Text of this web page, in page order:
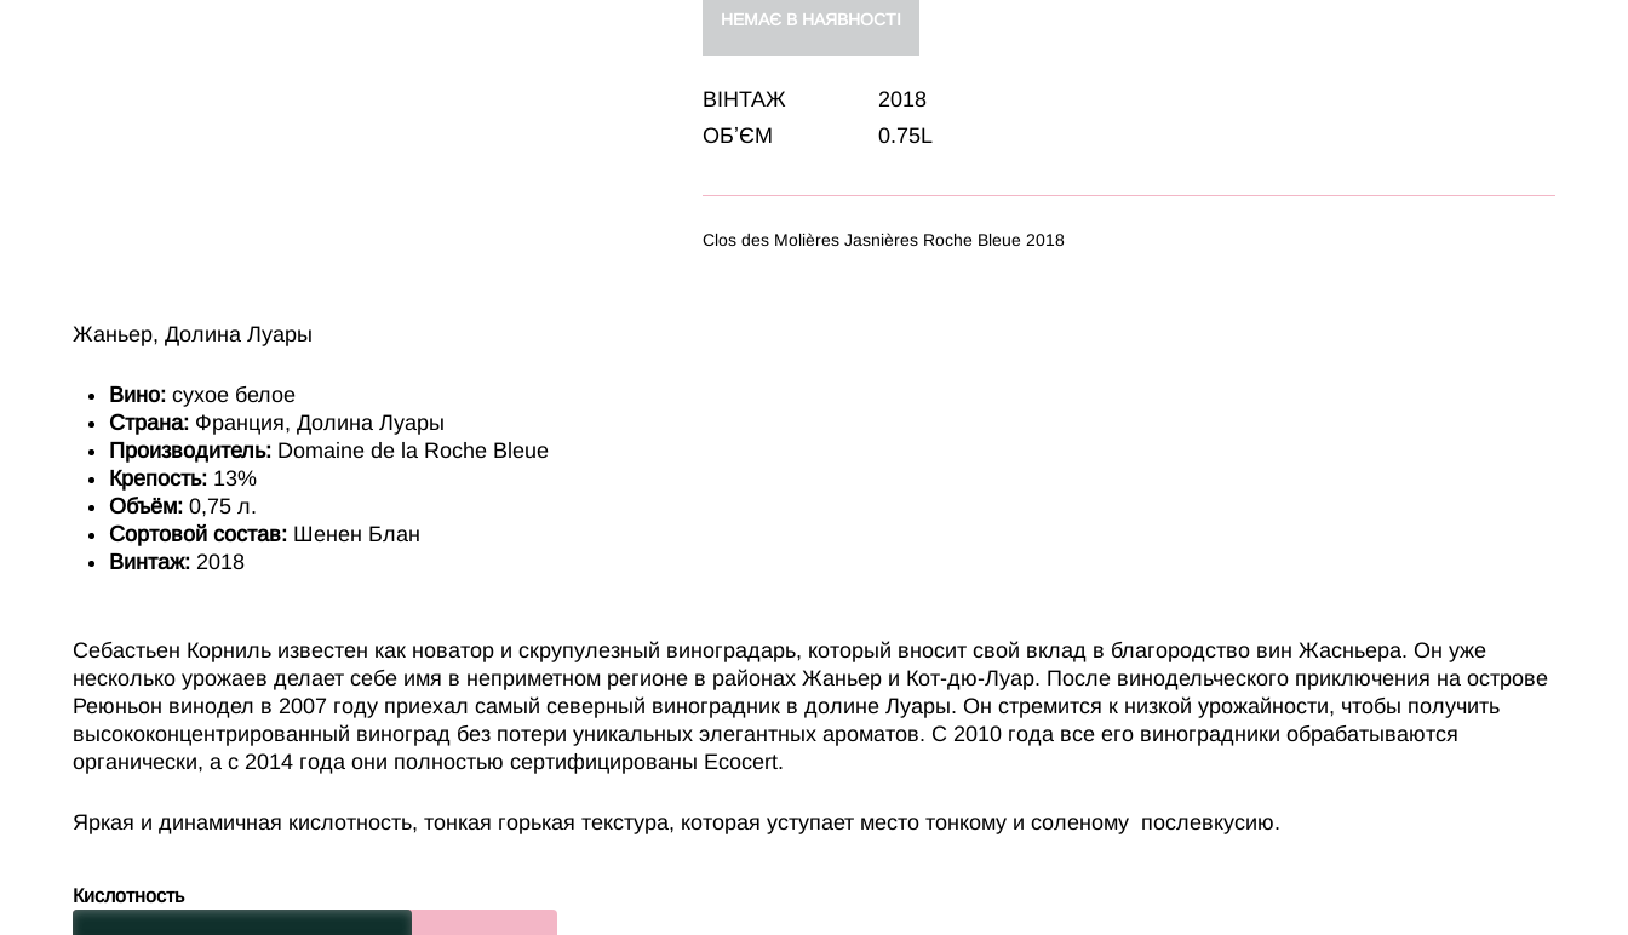
НЕМАЄ В НАЯВНОСТІ
ВІНТАЖ
2018
ОБʼЄМ
0.75L
Clos des Molières Jasnières Roche Bleue 2018
Жаньер, Долина Луары
Вино: сухое белое
Страна: Франция, Долина Луары
Производитель: Domaine de la Roche Bleue
Крепость: 13%
Объём: 0,75 л.
Сортовой состав: Шенен Блан
Винтаж: 2018
Себастьен Корниль известен как новатор и скрупулезный виноградарь, который вносит свой вклад в благородство вин Жасньера. Он уже
несколько урожаев делает себе имя в неприметном регионе в районах Жаньер и Кот-дю-Луар. После винодельческого приключения на острове
Реюньон винодел в 2007 году приехал самый северный виноградник в долине Луары. Он стремится к низкой урожайности, чтобы получить
высококонцентрированный виноград без потери уникальных элегантных ароматов. С 2010 года все его виноградники обрабатываются
органически, а с 2014 года они полностью сертифицированы Ecocert.
Яркая и динамичная кислотность, тонкая горькая текстура, которая уступает место тонкому и соленому послевкусию.
Кислотность